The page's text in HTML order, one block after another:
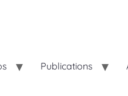
Publications